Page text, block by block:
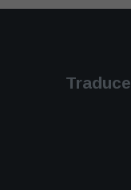
Traduce